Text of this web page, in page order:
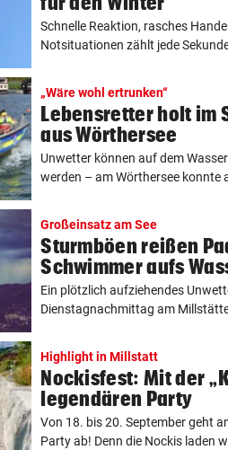
Schnelle Reaktion, rasches
Notsituationen zählt jede
„Wäre wohl ertrunken“
Lebensretter holt im
aus Wörthersee
Unwetter können auf dem
werden – am Wörthersee konnte
Großeinsatz am See
Sturmböen reißen
Schwimmer aufs
Ein plötzlich aufziehendes
Dienstagnachmittag am
Highlight in Millstatt
Nockisfest: Mit der
legendären Party
Von 18. bis 20. September geht
Party ab! Denn die Nockis laden